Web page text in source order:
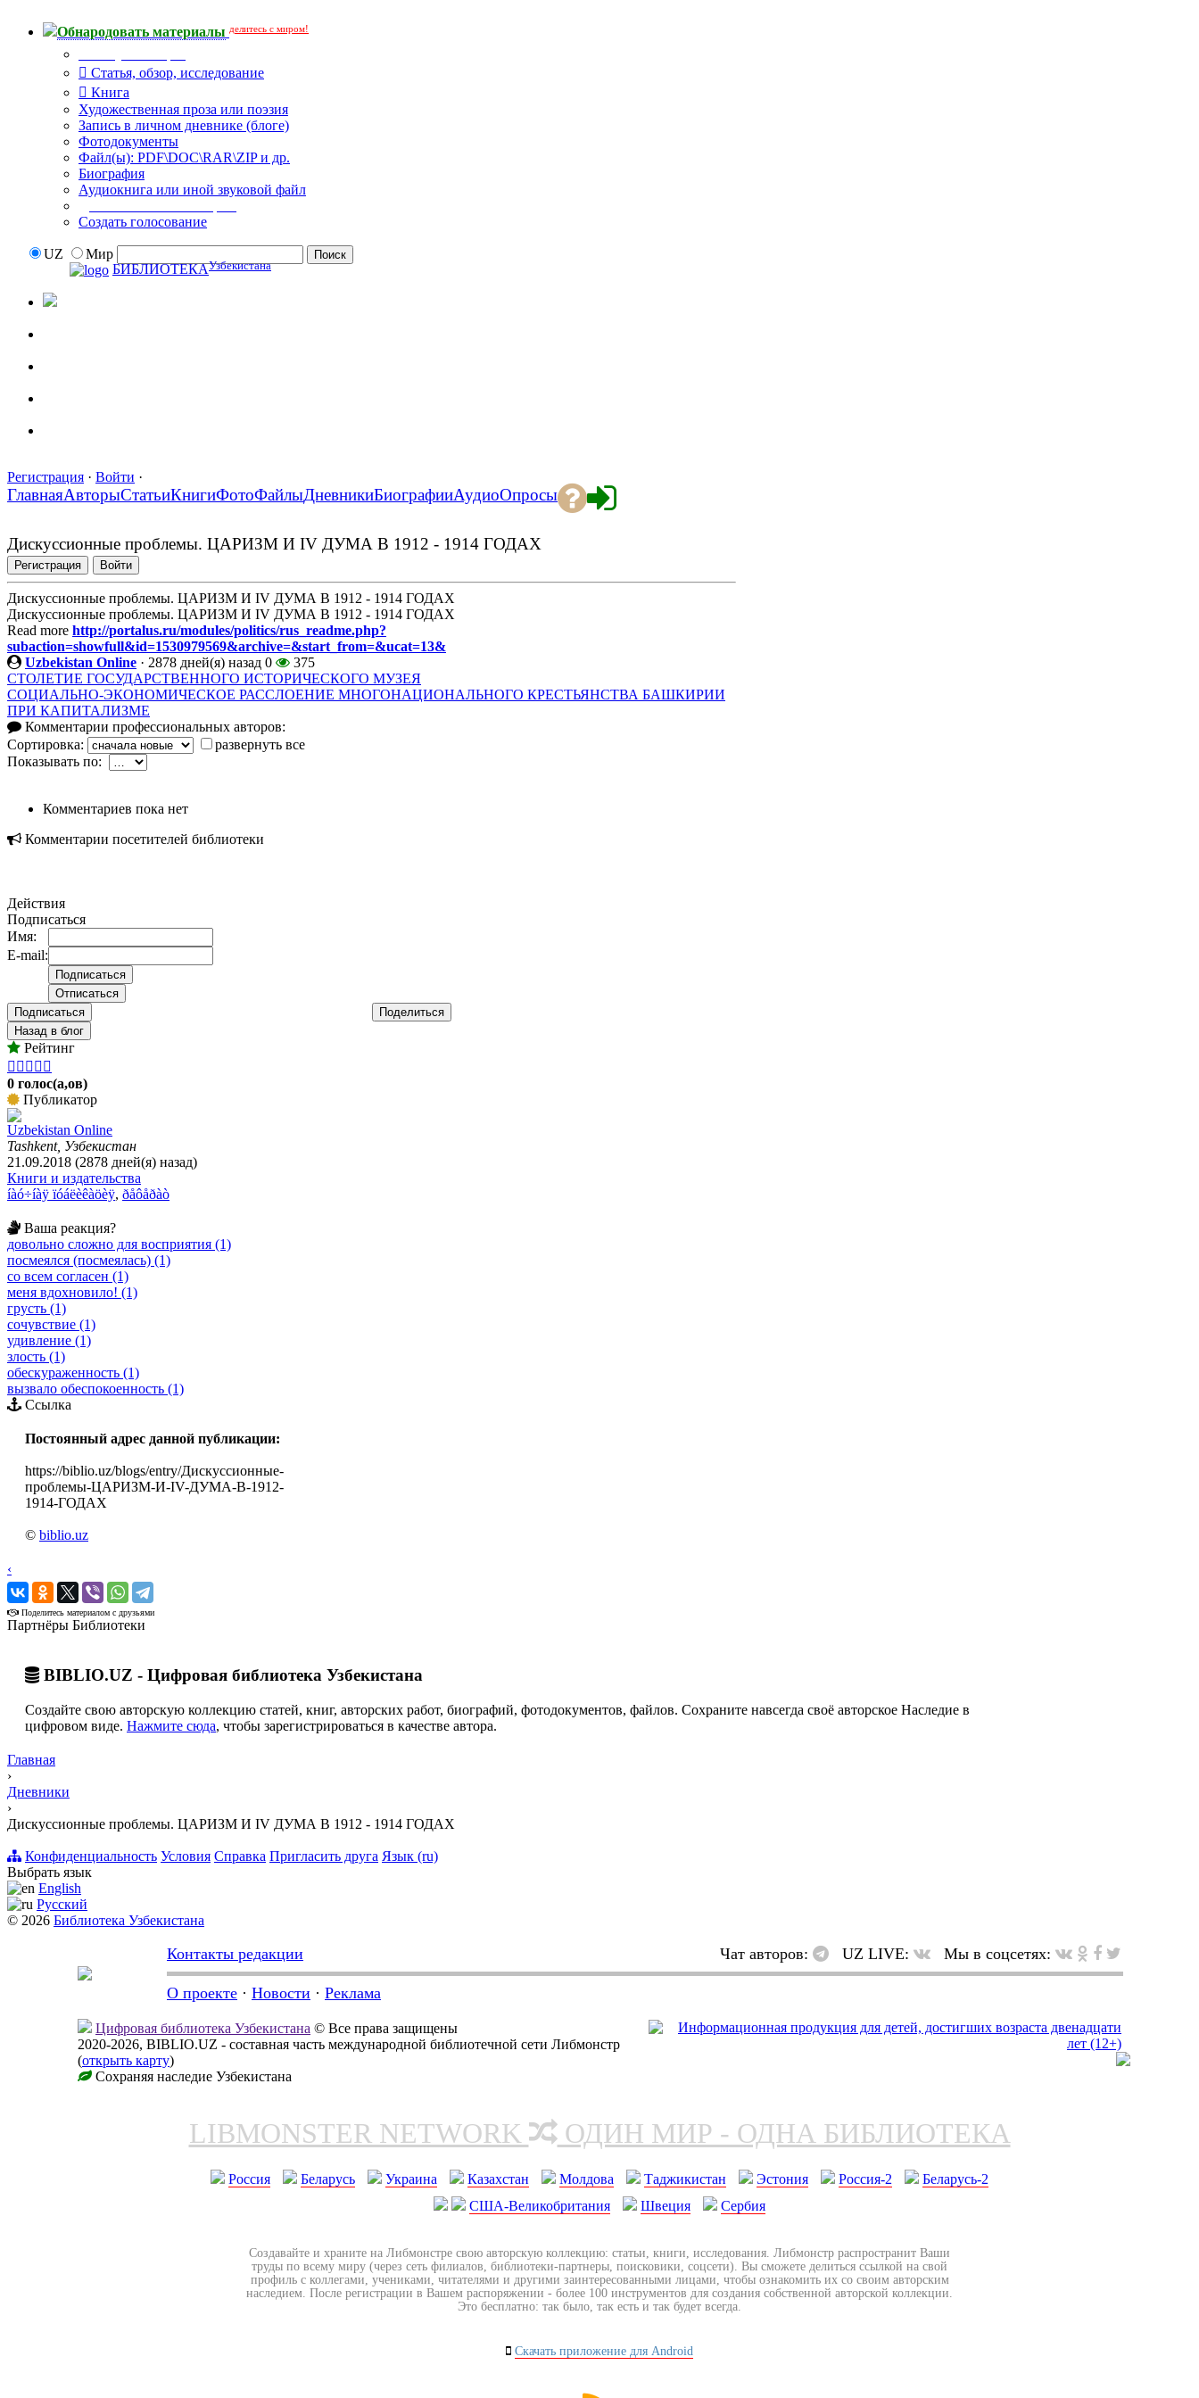
Обнародовать материалы делитесь с миром!
Статья, обзор, исследование
Книга
Художественная проза или поэзия
Запись в личном дневнике (блоге)
Фотодокументы
Файл(ы): PDF\DOC\RAR\ZIP и др.
Биография
Аудиокнига или иной звуковой файл
Создать голосование
UZ
Мир
БИБЛИОТЕКАУзбекистана
Регистрация · Войти ·
ГлавнаяАвторыСтатьиКнигиФотоФайлыДневникиБиографииАудиоОпросы
Дискуссионные проблемы. ЦАРИЗМ И IV ДУМА В 1912 - 1914 ГОДАХ
Регистрация Войти
Дискуссионные проблемы. ЦАРИЗМ И IV ДУМА В 1912 - 1914 ГОДАХ
Дискуссионные проблемы. ЦАРИЗМ И IV ДУМА В 1912 - 1914 ГОДАХ
Read more http://portalus.ru/modules/politics/rus_readme.php?
subaction=showfull&id=1530979569&archive=&start_from=&ucat=13&
Uzbekistan Online · 2878 дней(я) назад 0
375
СТОЛЕТИЕ ГОСУДАРСТВЕННОГО ИСТОРИЧЕСКОГО МУЗЕЯ
СОЦИАЛЬНО-ЭКОНОМИЧЕСКОЕ РАССЛОЕНИЕ МНОГОНАЦИОНАЛЬНОГО КРЕСТЬЯНСТВА БАШКИРИИ
ПРИ КАПИТАЛИЗМЕ
Комментарии профессиональных авторов:
Сортировка:
развернуть все
Показывать по:
Комментариев пока нет
Комментарии посетителей библиотеки
Действия
Подписаться
Имя:
E-mail:
Подписаться
Поделиться
Назад в блог
Рейтинг
    
0 голос(а,ов)
Публикатор
Uzbekistan Online
Tashkent, Узбекистан
21.09.2018 (2878 дней(я) назад)
Книги и издательства
íàó÷íàÿ ïóáëèêàöèÿ, ðåôåðàò
Ваша реакция?
довольно сложно для восприятия (1)
посмеялся (посмеялась) (1)
со всем согласен (1)
меня вдохновило! (1)
грусть (1)
сочувствие (1)
удивление (1)
злость (1)
обескураженность (1)
вызвало обеспокоенность (1)
Ссылка
Постоянный адрес данной публикации:
https://biblio.uz/blogs/entry/Дискуссионные-
проблемы-ЦАРИЗМ-И-IV-ДУМА-В-1912-
1914-ГОДАХ
© biblio.uz
‹
›
Поделитесь материалом с друзьями
Партнёры Библиотеки
BIBLIO.UZ - Цифровая библиотека Узбекистана
Создайте свою авторскую коллекцию статей, книг, авторских работ, биографий, фотодокументов, файлов. Сохраните навсегда своё авторское Наследие в
цифровом виде. Нажмите сюда, чтобы зарегистрироваться в качестве автора.
Главная
›
Дневники
›
Дискуссионные проблемы. ЦАРИЗМ И IV ДУМА В 1912 - 1914 ГОДАХ
Конфиденциальность Условия Справка Пригласить друга Язык (ru)
Выбрать язык
English
Русский
© 2026 Библиотека Узбекистана
Контакты редакции Чат авторов: UZ LIVE: Мы в соцсетях:
О проекте · Новости · Реклама
Цифровая библиотека Узбекистана © Все права защищены
2020-2026, BIBLIO.UZ - составная часть международной библиотечной сети Либмонстр
(открыть карту)
Сохраняя наследие Узбекистана
LIBMONSTER NETWORK ОДИН МИР - ОДНА БИБЛИОТЕКА
Россия Беларусь Украина Казахстан Молдова Таджикистан Эстония Россия-2
Беларусь-2
США-Великобритания
Швеция Сербия
Создавайте и храните на Либмонстре свою авторскую коллекцию: статьи, книги, исследования. Либмонстр распространит Ваши
труды по всему миру (через сеть филиалов, библиотеки-партнеры, поисковики, соцсети). Вы сможете делиться ссылкой на свой
профиль с коллегами, учениками, читателями и другими заинтересованными лицами, чтобы ознакомить их со своим авторским
наследием. После регистрации в Вашем распоряжении - более 100 инструментов для создания собственной авторской коллекции.
Это бесплатно: так было, так есть и так будет всегда.
Скачать приложение для Android